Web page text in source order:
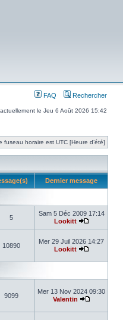
FAQ Rechercher
le Jeu 6 Août 2026 15:42
fuseau horaire est UTC [Heure d’été]
Dernier message
5
Sam 5 Déc 2009 17:14
Lookitt
10890
Mer 29 Juil 2026 14:27
Lookitt
9099
Mer 13 Nov 2024 09:30
Valentin